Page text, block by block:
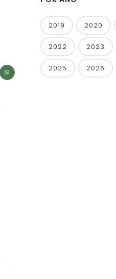
2019 2020
2022 2023
2025 2026